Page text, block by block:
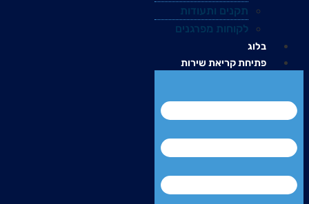
תקנים ותעודות
לקוחות מפרגנים
בלוג
פתיחת קריאת שירות